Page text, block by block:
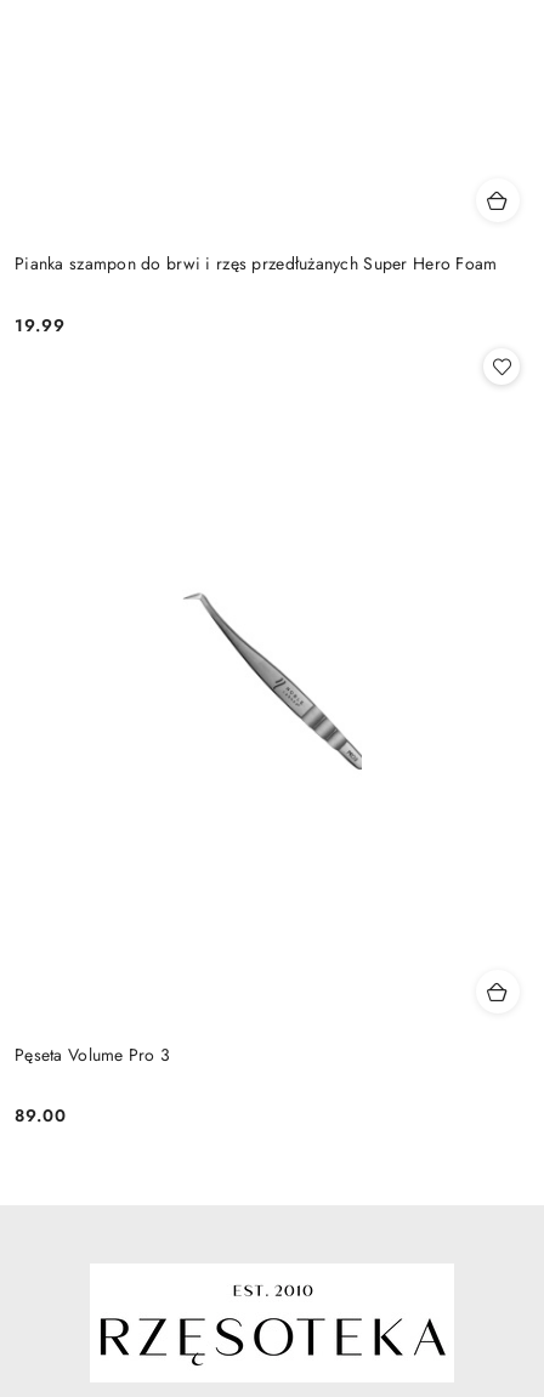
Pianka szampon do brwi i rzęs przedłużanych Super Hero Foam
Cena:
19.99
Pęseta Volume Pro 3
Cena:
89.00